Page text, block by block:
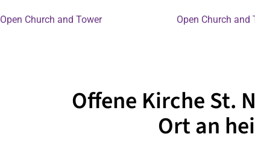
Open Church and Tower Open Church and
Offene Kirche St.
Ort an